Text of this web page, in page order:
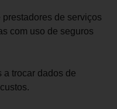
de serviços
com uso de seguros
a trocar dados de